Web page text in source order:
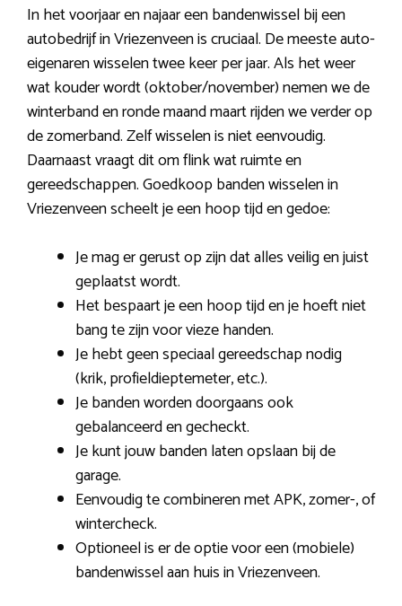
In het voorjaar en najaar een bandenwissel bij een
autobedrijf in Vriezenveen is cruciaal. De meeste auto-
eigenaren wisselen twee keer per jaar. Als het weer
wat kouder wordt (oktober/november) nemen we de
winterband en ronde maand maart rijden we verder op
de zomerband. Zelf wisselen is niet eenvoudig.
Daarnaast vraagt dit om flink wat ruimte en
gereedschappen. Goedkoop banden wisselen in
Vriezenveen scheelt je een hoop tijd en gedoe:
Je mag er gerust op zijn dat alles veilig en juist
geplaatst wordt.
Het bespaart je een hoop tijd en je hoeft niet
bang te zijn voor vieze handen.
Je hebt geen speciaal gereedschap nodig
(krik, profieldieptemeter, etc.).
Je banden worden doorgaans ook
gebalanceerd en gecheckt.
Je kunt jouw banden laten opslaan bij de
garage.
Eenvoudig te combineren met APK, zomer-, of
wintercheck.
Optioneel is er de optie voor een (mobiele)
bandenwissel aan huis in Vriezenveen.